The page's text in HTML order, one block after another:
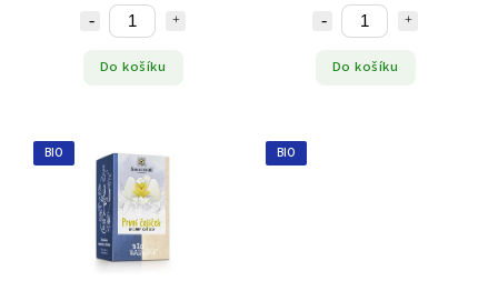
Do košíku Do košíku
BIO BIO